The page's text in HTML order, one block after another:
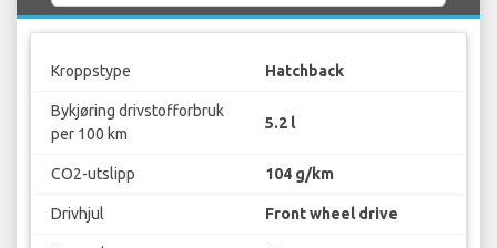
Kroppstype Hatchback
Bykjøring drivstofforbruk
per 100 km
5.2 l
CO2-utslipp 104 g/km
Drivhjul Front wheel drive